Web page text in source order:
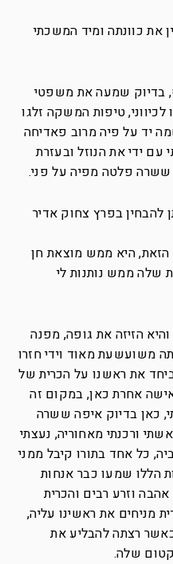
את כוונתה ומיד המשכתי
בדיוק שמעה את משפטי
טיפות המשקה זלגו
יד על פיה מרוב פאדיחה
עם ידי את הנוזל ובעזרת
ששרה פלטה מפיה על פני.
להבחין בפרץ צחוק אדיר
היא ממש מוצאת חן
שלה ממש נותנות לי
הזיזה את גופה, מפנה
משועשעת מאוד וידי חזרו
את ראשנו על הכרית של
אחרת כאן, במקום זה
כאן בדיוק איפה ששרה
ורכנתי מאחוריה, נעצתי
כל אחד בתורו קיבל ממני
הללו שמעו כבר אנחות
וזרע רבים והכרית
מניחים את ראשינו עליה,
רצתה להבליע את
שלה.